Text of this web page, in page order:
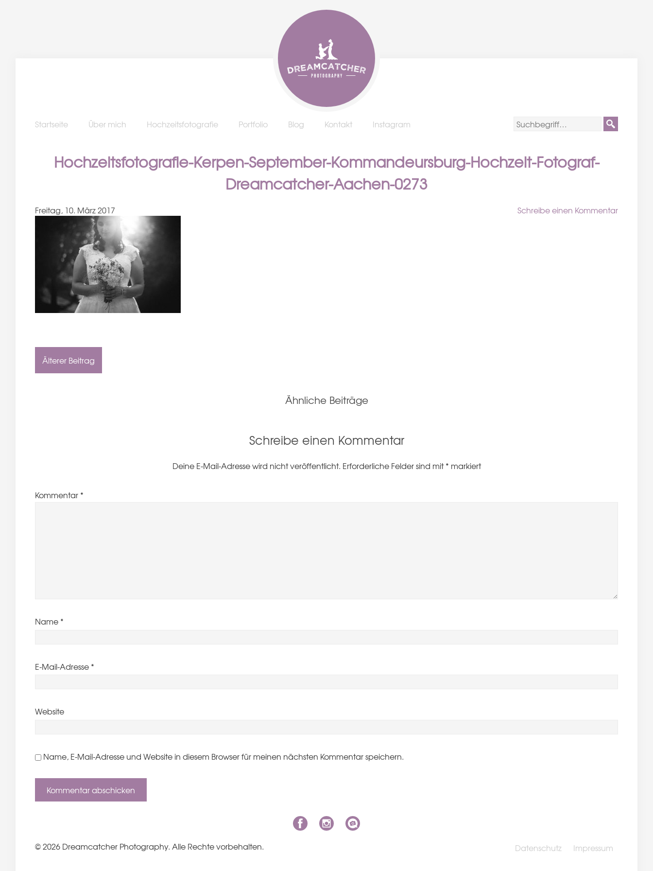
Startseite Über mich Hochzeitsfotografie Portfolio Blog Kontakt Instagram
Hochzeitsfotografie-Kerpen-September-Kommandeursburg-Hochzeit-Fotograf-
Dreamcatcher-Aachen-0273
Freitag, 10. März 2017 Schreibe einen Kommentar
Älterer Beitrag
Ähnliche Beiträge
Schreibe einen Kommentar
Deine E-Mail-Adresse wird nicht veröffentlicht. Erforderliche Felder sind mit* markiert
Kommentar *
Name *
E-Mail-Adresse *
Website
Name, E-Mail-Adresse und Website in diesem Browser für meinen nächsten Kommentar speichern.
© 2026 Dreamcatcher Photography. Alle Rechte vorbehalten. Datenschutz Impressum